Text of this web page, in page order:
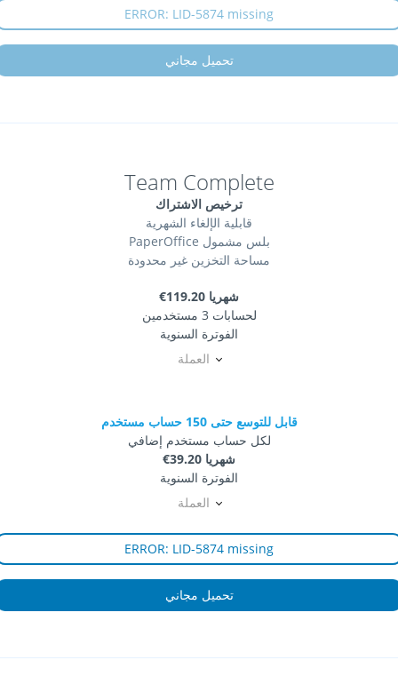
ERROR: LID-5874 missing
تحميل مجاني
Team Complete
ترخيص الاشتراك
قابلية الإلغاء الشهرية
PaperOffice بلس مشمول
مساحة التخزين غير محدودة
€119.20 شهريا
لحسابات 3 مستخدمين
الفوترة السنوية
العملة
قابل للتوسع حتى 150 حساب مستخدم
لكل حساب مستخدم إضافي
€39.20 شهريا
الفوترة السنوية
العملة
ERROR: LID-5874 missing
تحميل مجاني